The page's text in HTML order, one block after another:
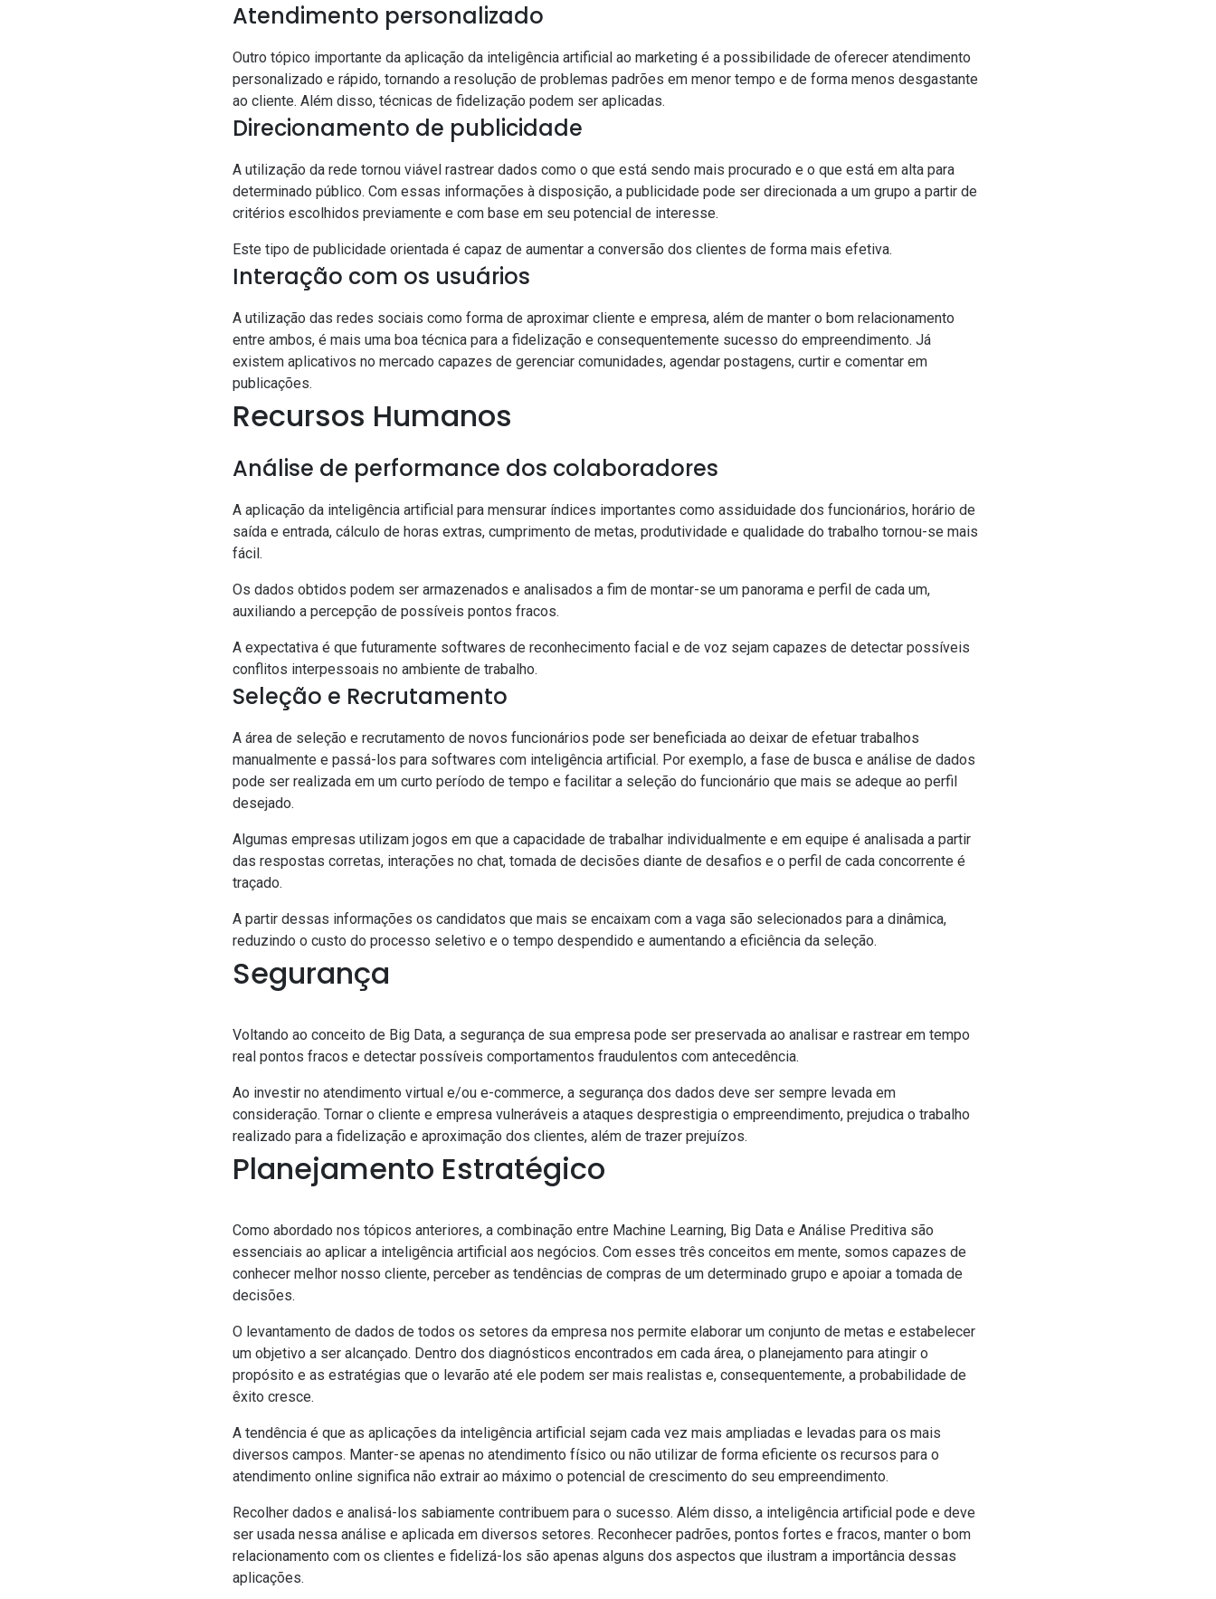
Atendimento personalizado
Outro tópico importante da aplicação da inteligência artificial ao marketing é a possibilidade de oferecer atendimento
personalizado e rápido, tornando a resolução de problemas padrões em menor tempo e de forma menos desgastante
ao cliente. Além disso, técnicas de fidelização podem ser aplicadas.
Direcionamento de publicidade
A utilização da rede tornou viável rastrear dados como o que está sendo mais procurado e o que está em alta para
determinado público. Com essas informações à disposição, a publicidade pode ser direcionada a um grupo a partir de
critérios escolhidos previamente e com base em seu potencial de interesse.
Este tipo de publicidade orientada é capaz de aumentar a conversão dos clientes de forma mais efetiva.
Interação com os usuários
A utilização das redes sociais como forma de aproximar cliente e empresa, além de manter o bom relacionamento
entre ambos, é mais uma boa técnica para a fidelização e consequentemente sucesso do empreendimento. Já
existem aplicativos no mercado capazes de gerenciar comunidades, agendar postagens, curtir e comentar em
publicações.
Recursos Humanos
Análise de performance dos colaboradores
A aplicação da inteligência artificial para mensurar índices importantes como assiduidade dos funcionários, horário de
saída e entrada, cálculo de horas extras, cumprimento de metas, produtividade e qualidade do trabalho tornou-se mais
fácil.
Os dados obtidos podem ser armazenados e analisados a fim de montar-se um panorama e perfil de cada um,
auxiliando a percepção de possíveis pontos fracos.
A expectativa é que futuramente softwares de reconhecimento facial e de voz sejam capazes de detectar possíveis
conflitos interpessoais no ambiente de trabalho.
Seleção e Recrutamento
A área de seleção e recrutamento de novos funcionários pode ser beneficiada ao deixar de efetuar trabalhos
manualmente e passá-los para softwares com inteligência artificial. Por exemplo, a fase de busca e análise de dados
pode ser realizada em um curto período de tempo e facilitar a seleção do funcionário que mais se adeque ao perfil
desejado.
Algumas empresas utilizam jogos em que a capacidade de trabalhar individualmente e em equipe é analisada a partir
das respostas corretas, interações no chat, tomada de decisões diante de desafios e o perfil de cada concorrente é
traçado.
A partir dessas informações os candidatos que mais se encaixam com a vaga são selecionados para a dinâmica,
reduzindo o custo do processo seletivo e o tempo despendido e aumentando a eficiência da seleção.
Segurança
Voltando ao conceito de Big Data, a segurança de sua empresa pode ser preservada ao analisar e rastrear em tempo
real pontos fracos e detectar possíveis comportamentos fraudulentos com antecedência.
Ao investir no atendimento virtual e/ou e-commerce, a segurança dos dados deve ser sempre levada em
consideração. Tornar o cliente e empresa vulneráveis a ataques desprestigia o empreendimento, prejudica o trabalho
realizado para a fidelização e aproximação dos clientes, além de trazer prejuízos.
Planejamento Estratégico
Como abordado nos tópicos anteriores, a combinação entre Machine Learning, Big Data e Análise Preditiva são
essenciais ao aplicar a inteligência artificial aos negócios. Com esses três conceitos em mente, somos capazes de
conhecer melhor nosso cliente, perceber as tendências de compras de um determinado grupo e apoiar a tomada de
decisões.
O levantamento de dados de todos os setores da empresa nos permite elaborar um conjunto de metas e estabelecer
um objetivo a ser alcançado. Dentro dos diagnósticos encontrados em cada área, o planejamento para atingir o
propósito e as estratégias que o levarão até ele podem ser mais realistas e, consequentemente, a probabilidade de
êxito cresce.
A tendência é que as aplicações da inteligência artificial sejam cada vez mais ampliadas e levadas para os mais
diversos campos. Manter-se apenas no atendimento físico ou não utilizar de forma eficiente os recursos para o
atendimento online significa não extrair ao máximo o potencial decrescimento do seu empreendimento.
Recolher dados e analisá-los sabiamente contribuem para o sucesso. Além disso, a inteligência artificial pode e deve
ser usada nessa análise e aplicada em diversos setores. Reconhecer padrões, pontos fortes e fracos, manter o bom
relacionamento com os clientes e fidelizá-los são apenas alguns dos aspectos que ilustram a importância dessas
aplicações.